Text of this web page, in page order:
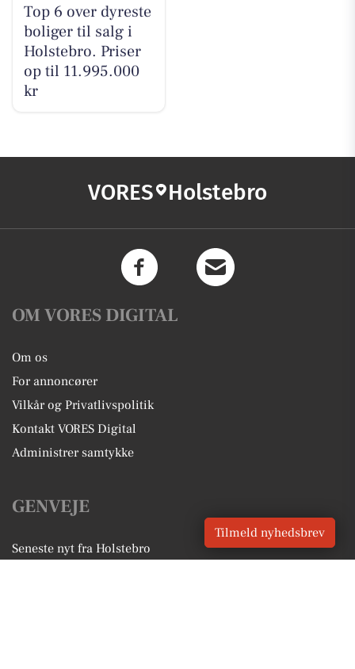
Top 6 over dyreste
boliger til salg i
Holstebro. Priser
op til 11.995.000
kr
VORES Holstebro
OM VORES DIGITAL
Om os
For annoncører
Vilkår og Privatlivspolitik
Kontakt VORES Digital
Administrer samtykke
GENVEJE
Seneste nyt fra Holstebro
Tilmeld nyhedsbrev